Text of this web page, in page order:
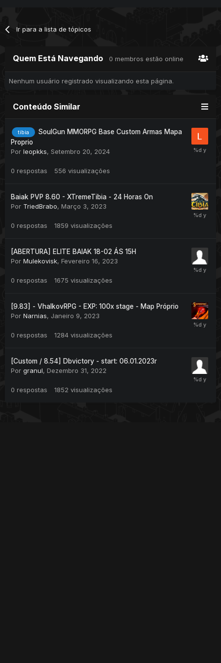
sumonar npc de Supply e compra de equipamentos por um
Ir para a lista de tópicos
Quem Está Navegando 0 membros estão online
Nenhum usuário registrado visualizando esta página.
Conteúdo Similar
tibia
SoulGun MMORPG Base Custom Armas Mapa
Proprio
Por leopkks, Setembro 20, 2024
0 respostas 556 visualizações
Baiak PVP 8.60 - XTremeTibia - 24 Horas On
Por TriedBrabo, Março 3, 2023
0 respostas 1859 visualizações
[ABERTURA] ELITE BAIAK 18-02 ÁS 15H
Por Mulekovisk, Fevereiro 16, 2023
0 respostas 1675 visualizações
[9.83] - VhalkovRPG - EXP: 100x stage - Map Próprio
Por Narnias, Janeiro 9, 2023
0 respostas 1284 visualizações
[Custom / 8.54] Dbvictory - start: 06.01.2023r
Por granul, Dezembro 31, 2022
0 respostas 1852 visualizações